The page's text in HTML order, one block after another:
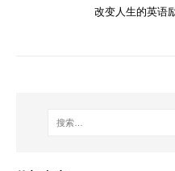
改变人生的英语